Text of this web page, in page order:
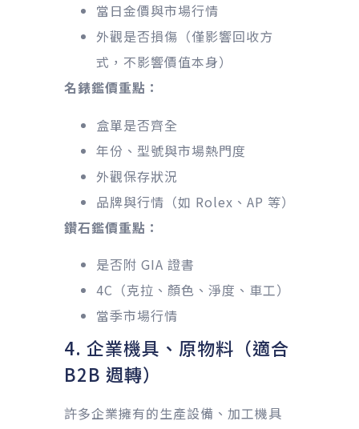
當日金價與市場行情
外觀是否損傷（僅影響回收方
式，不影響價值本身）
名錶鑑價重點：
盒單是否齊全
年份、型號與市場熱門度
外觀保存狀況
品牌與行情（如 Rolex、AP 等）
鑽石鑑價重點：
是否附 GIA 證書
4C（克拉、顏色、淨度、車工）
當季市場行情
4. 企業機具、原物料（適合
B2B 週轉）
許多企業擁有的生產設備、加工機具